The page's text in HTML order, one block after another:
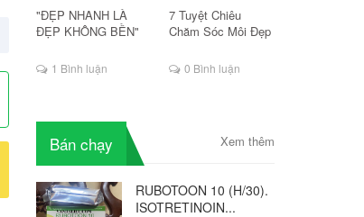
"ĐẸP NHANH LÀ
ĐẸP KHÔNG BỀN"
1 Bình luận
7 Tuyệt Chiêu
Chăm Sóc Môi Đẹp
0 Bình luận
Bán chạy Xem thêm
RUBOTOON 10 (H/30).
ISOTRETINOIN...